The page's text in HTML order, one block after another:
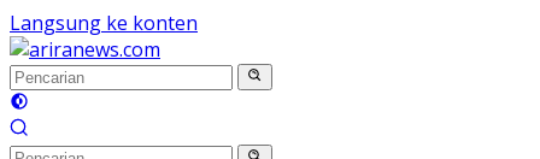
Langsung ke konten